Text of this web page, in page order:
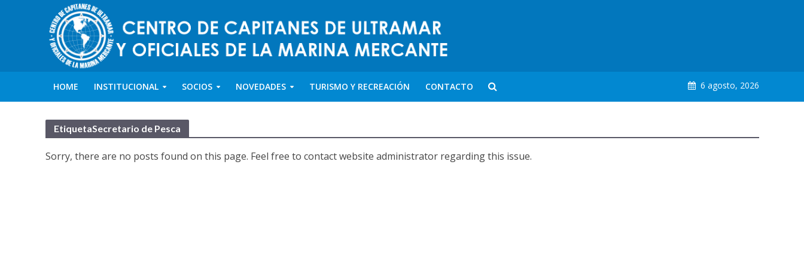
HOME INSTITUCIONAL SOCIOS NOVEDADES TURISMO Y RECREACIÓN CONTACTO 6 agosto, 2026
EtiquetaSecretario de Pesca
Sorry, there are no posts found on this page. Feel free to contact website administrator regarding this issue.